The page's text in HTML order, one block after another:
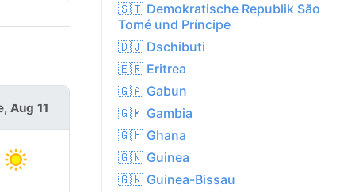
Aug 11 Wed, Aug 12
🇸🇹 Demokratische Republik São
Tomé und Príncipe
🇩🇯 Dschibuti
🇪🇷 Eritrea
🇬🇦 Gabun
🇬🇲 Gambia
🇬🇭 Ghana
🇬🇳 Guinea
🇬🇼 Guinea-Bissau